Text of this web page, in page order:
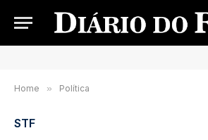
Home » Política
STF